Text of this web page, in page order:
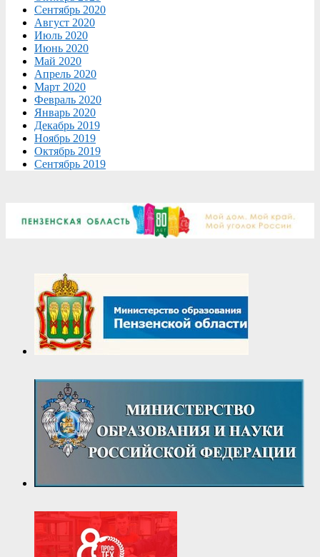
Сентябрь 2020
Август 2020
Июль 2020
Июнь 2020
Май 2020
Апрель 2020
Март 2020
Февраль 2020
Январь 2020
Декабрь 2019
Ноябрь 2019
Октябрь 2019
Сентябрь 2019